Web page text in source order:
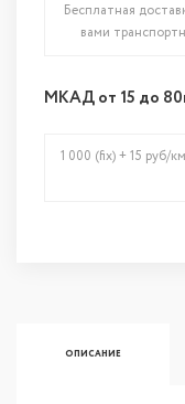
Бесплатная
вами
МКАД от 15 до
1 000 (fix) + 15 руб/
ОПИСАНИЕ